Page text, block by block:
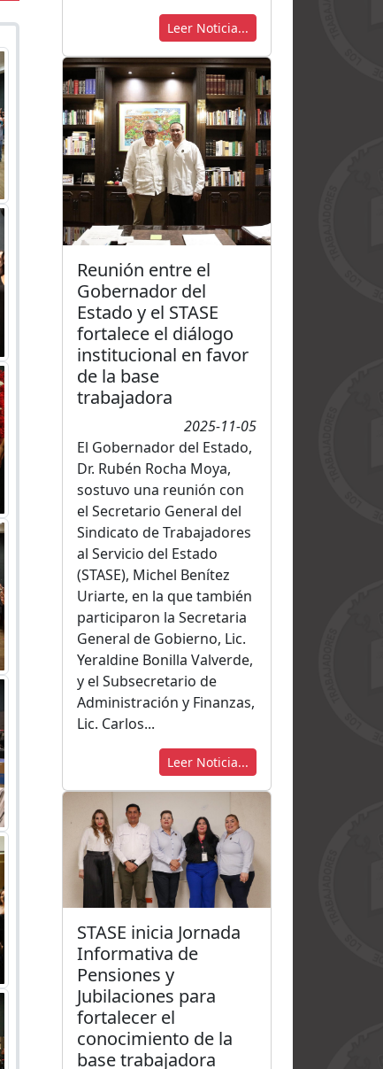
Leer Noticia...
Reunión entre el
Gobernador del
Estado y el STASE
fortalece el diálogo
institucional en favor
de la base
trabajadora
2025-11-05
El Gobernador del Estado,
Dr. Rubén Rocha Moya,
sostuvo una reunión con
el Secretario General del
Sindicato de Trabajadores
al Servicio del Estado
(STASE), Michel Benítez
Uriarte, en la que también
participaron la Secretaria
General de Gobierno, Lic.
Yeraldine Bonilla Valverde,
y el Subsecretario de
Administración y Finanzas,
Lic. Carlos...
Leer Noticia...
STASE inicia Jornada
Informativa de
Pensiones y
Jubilaciones para
fortalecer el
conocimiento de la
base trabajadora